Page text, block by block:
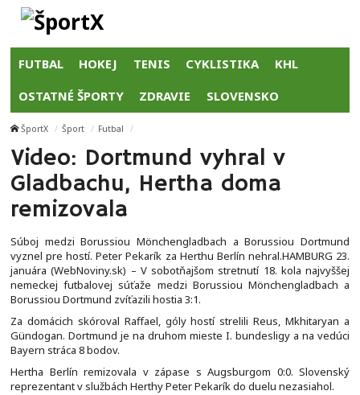
FUTBAL HOKEJ TENIS CYKLISTIKA KHL
OSTATNÉ ŠPORTY ZDRAVIE SLOVENSKO
ŠportX Šport Futbal
Video: Dortmund vyhral v
Gladbachu, Hertha doma
remizovala
Súboj medzi Borussiou Mönchengladbach a Borussiou Dortmund
vyznel pre hostí. Peter Pekarík za Herthu Berlín nehral.HAMBURG 23.
januára (WebNoviny.sk) – V sobotňajšom stretnutí 18. kola najvyššej
nemeckej futbalovej súťaže medzi Borussiou Mönchengladbach a
Borussiou Dortmund zvíťazili hostia 3:1.
Za domácich skóroval Raffael, góly hostí strelili Reus, Mkhitaryan a
Gündogan. Dortmund je na druhom mieste I. bundesligy a na vedúci
Bayern stráca 8 bodov.
Hertha Berlín remizovala v zápase s Augsburgom 0:0. Slovenský
reprezentant v službách Herthy Peter Pekarík do duelu nezasiahol.